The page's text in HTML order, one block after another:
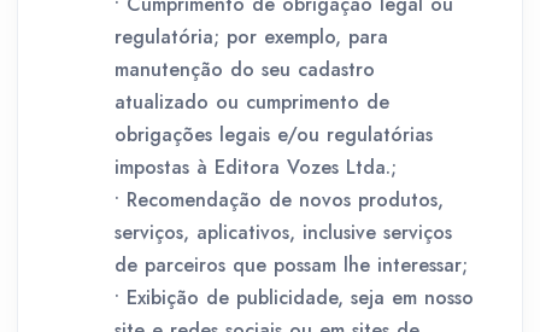
regulatória; por exemplo, para
manutenção do seu cadastro
atualizado ou cumprimento de
obrigações legais e/ou regulatórias
impostas à Editora Vozes Ltda.;
• Recomendação de novos produtos,
serviços, aplicativos, inclusive serviços
de parceiros que possam lhe interessar;
• Exibição de publicidade, seja em nosso